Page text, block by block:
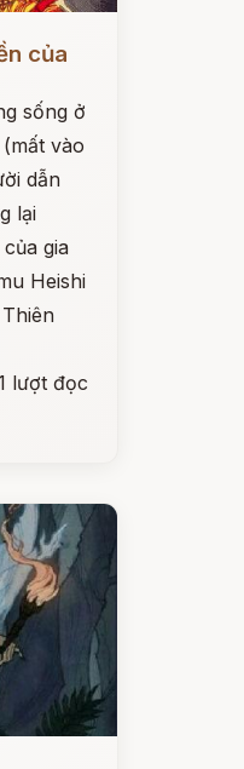
của
sống ở
vào
dẫn
lại
gia
Heishi
lượt đọc